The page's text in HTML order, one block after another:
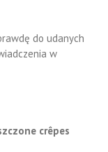
do udanych
w
crêpes